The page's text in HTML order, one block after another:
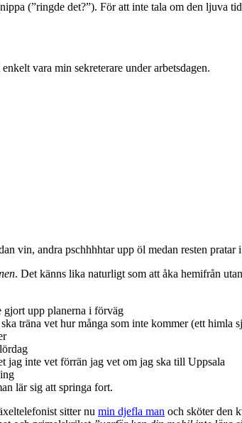
(”ringde det?”). För att inte tala om den ljuva
vara min sekreterare under arbetsdagen.
vin, andra pschhhhtar upp öl medan resten pratar
. Det känns lika naturligt som att åka hemifrån
upp planerna i förväg
träna vet hur många som inte kommer (ett himla
jag inte vet förrän jag vet om jag ska till Uppsala
lär sig att springa fort.
sitter nu min djefla man och sköter den